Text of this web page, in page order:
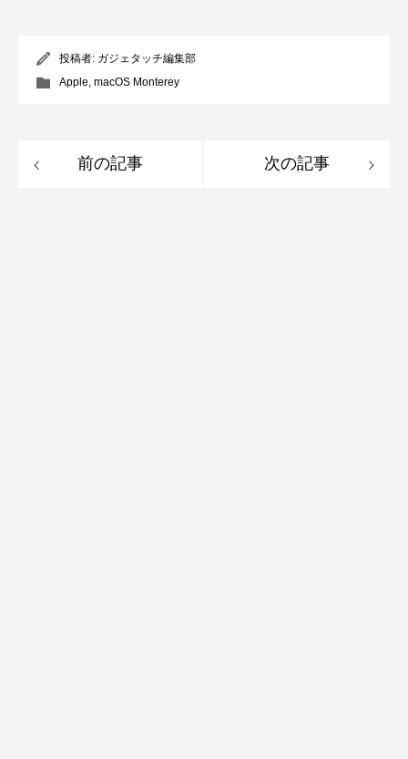
投稿者: ガジェタッチ編集部
Apple macOS Monterey
前の記事 次の記事